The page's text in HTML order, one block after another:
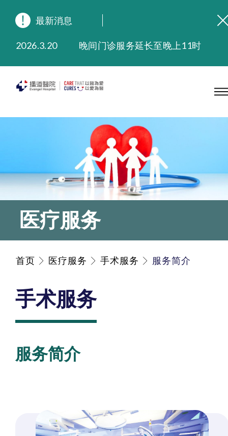
最新消息
2026.8.3
2026.3.20
晚间门诊服务延长至晚上11时
2025.8.4
播道医院体检服务获客户正面评价
医疗服务
首页 医疗服务 手术服务 服务简介
手术服务
服务简介